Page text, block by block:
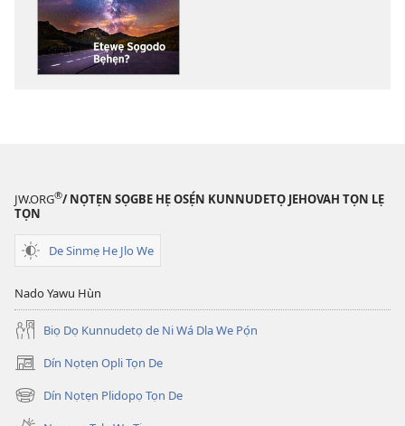
EtẹwẹEtẹwẹ
JW.ORG®/ NỌTẸN SỌGBE HẸ OSẸ́N KUNNUDETỌ JEHOVAH TỌN LẸ
TỌN
De Sinmẹ He Jlo We
Nado Yawu Hùn
Biọ Dọ Kunnudetọ de Ni Wá Dla We Pọ́n
Dín Nọtẹn Opli Tọn De
(opens
new
window)
Dín Nọtẹn Plidopọ Tọn De
(opens
new